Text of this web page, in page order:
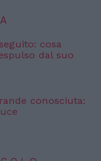
cosa
dal suo
conosciuta: